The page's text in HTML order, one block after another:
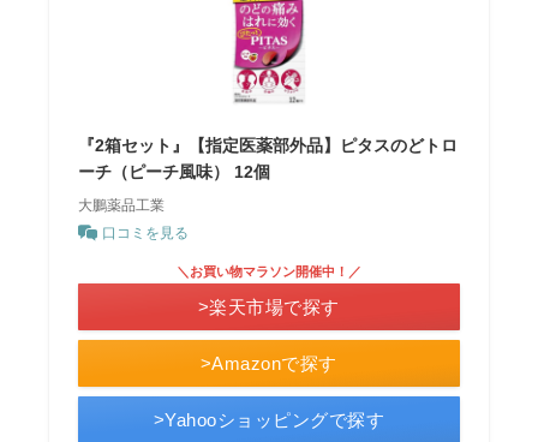
『2箱セット』【指定医薬部外品】ピタスのどトロ
ーチ（ピーチ風味） 12個
大鵬薬品工業
口コミを見る
>Amazonで探す
＼お買い物マラソン開催中！／
>楽天市場で探す
>Yahooショッピングで探す